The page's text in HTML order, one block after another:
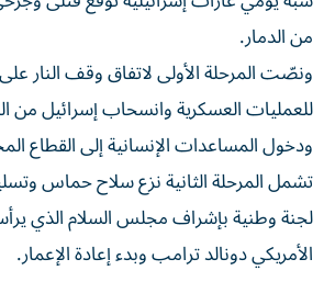
من الدمار.
ونصّت المرحلة الأولى لاتفاق وقف النار
للعمليات العسكرية وانسحاب إسرائيل من
ودخول المساعدات الإنسانية إلى القطاع
تشمل المرحلة الثانية نزع سلاح حماس
لجنة وطنية بإشراف مجلس السلام الذي
الأمريكي دونالد ترامب وبدء إعادة الإعمار.